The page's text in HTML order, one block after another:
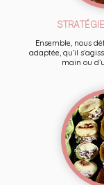
Ensemble, nous
adaptée, qu’il
main ou